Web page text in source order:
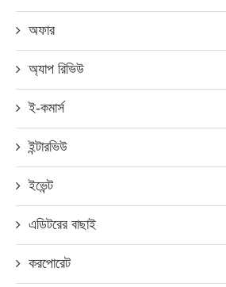
অফার
অ্যাপ রিভিউ
ই-কমার্স
ইন্টারভিউ
ইভেন্ট
এডিটরের বাছাই
করপোরেট